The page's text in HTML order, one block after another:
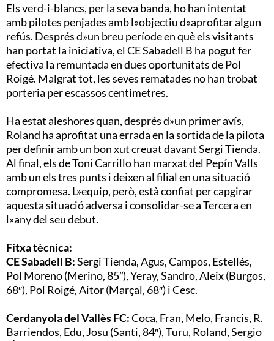
Els verd-i-blancs, per la seva banda, ho han intentat
amb pilotes penjades amb l»objectiu d»aprofitar algun
refús. Després d»un breu període en què els visitants
han portat la iniciativa, el CE Sabadell B ha pogut fer
efectiva la remuntada en dues oportunitats de Pol
Roigé. Malgrat tot, les seves rematades no han trobat
porteria per escassos centímetres.
Ha estat aleshores quan, després d»un primer avís,
Roland ha aprofitat una errada en la sortida de la pilota
per definir amb un bon xut creuat davant Sergi Tienda.
Al final, els de Toni Carrillo han marxat del Pepín Valls
amb un els tres punts i deixen al filial en una situació
compromesa. L»equip, però, està confiat per capgirar
aquesta situació adversa i consolidar-se a Tercera en
l»any del seu debut.
Fitxa tècnica:
CE Sabadell B:Sergi Tienda, Agus, Campos, Estellés,
Pol Moreno (Merino, 85″), Yeray, Sandro, Aleix (Burgos,
68″), Pol Roigé, Aitor (Marçal, 68″) i Cesc.
Cerdanyola del Vallès FC:Coca, Fran, Melo, Francis, R.
Barriendos, Edu, Josu (Santi, 84″), Turu, Roland, Sergio